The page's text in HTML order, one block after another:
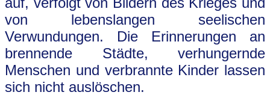
von lebenslangen seelischen
Verwundungen. Die Erinnerungen an
brennende Städte, verhungernde
Menschen und verbrannte Kinder lassen
sich nicht auslöschen.